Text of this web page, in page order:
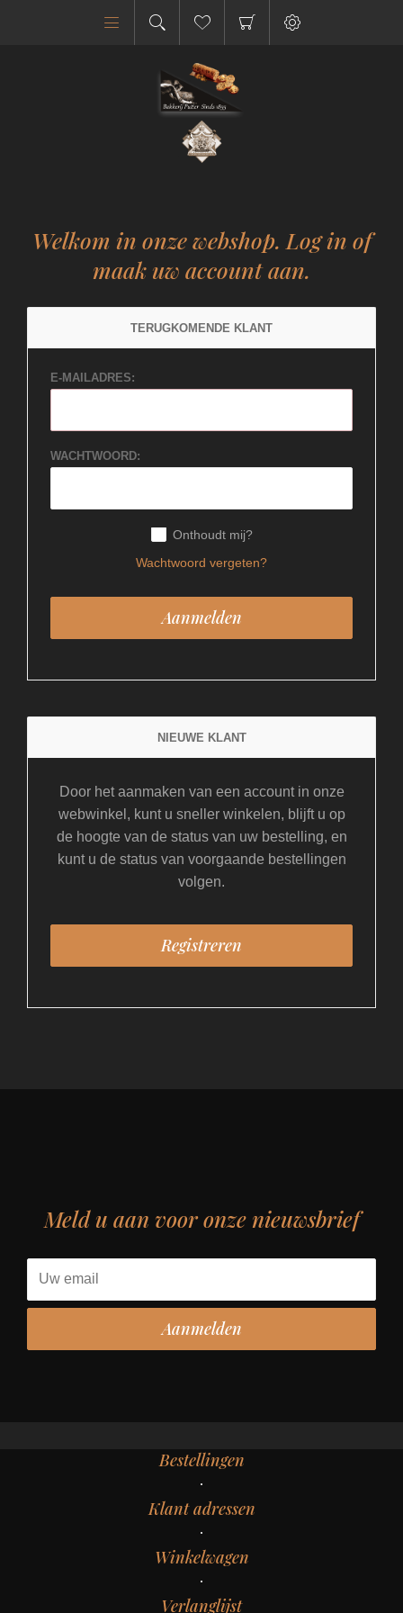
Welkom in onze webshop. Log in of
maak uw account aan.
TERUGKOMENDE KLANT
E-MAILADRES:
WACHTWOORD:
Onthoudt mij?
Wachtwoord vergeten?
NIEUWE KLANT
Door het aanmaken van een account in onze
webwinkel, kunt u sneller winkelen, blijft u op
de hoogte van de status van uw bestelling, en
kunt u de status van voorgaande bestellingen
volgen.
Meld u aan voor onze nieuwsbrief
Bestellingen
Klant adressen
Winkelwagen
Verlanglijst